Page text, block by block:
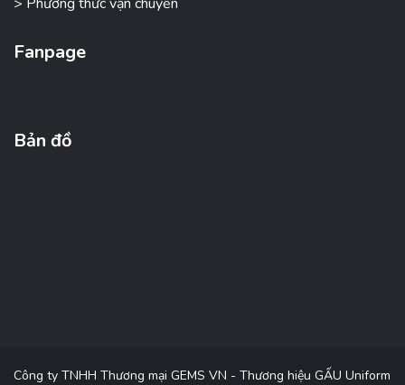
Fanpage
Bản đồ
Công ty TNHH Thương mại GEMS VN - Thương hiệu GẤU Uniform